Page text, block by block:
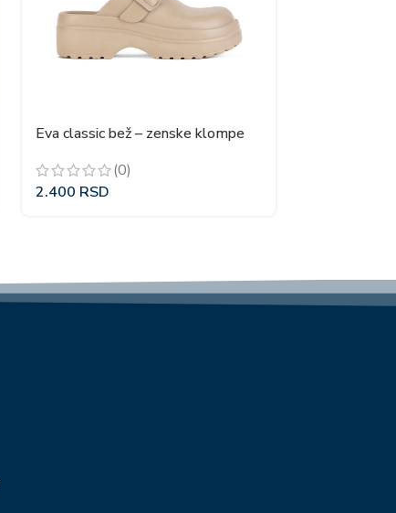
Eva classic bež – zenske klompe
(0)
2.400 RSD